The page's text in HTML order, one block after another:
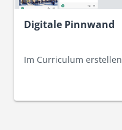
Digitale Pinnwand
Im Curriculum erstellen